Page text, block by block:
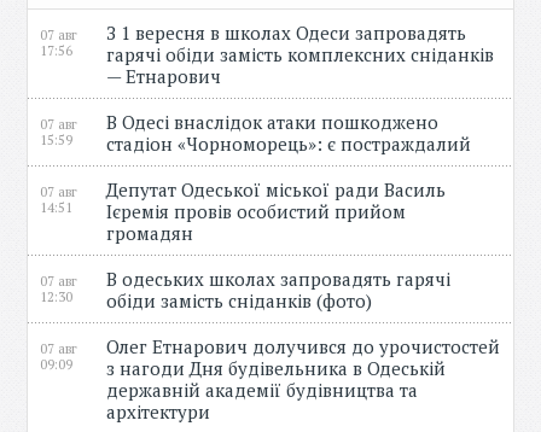
07 авг
17:56
З 1 вересня в школах Одеси запровадять
гарячі обіди замість комплексних сніданків
— Етнарович
07 авг
15:59
В Одесі внаслідок атаки пошкоджено
стадіон «Чорноморець»: є постраждалий
07 авг
14:51
Депутат Одеської міської ради Василь
Ієремія провів особистий прийом
громадян
07 авг
12:30
В одеських школах запровадять гарячі
обіди замість сніданків (фото)
07 авг
09:09
Олег Етнарович долучився до урочистостей
з нагоди Дня будівельника в Одеській
державній академії будівництва та
архітектури